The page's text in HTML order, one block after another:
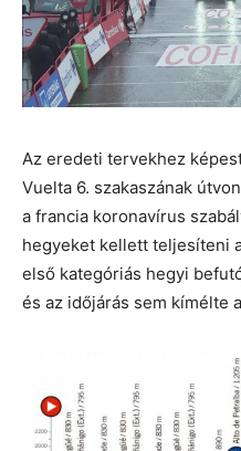
Az eredeti tervekhez
Vuelta 6. szakaszának
a francia koronavírus
hegyeket kellett teljesíteni
első kategóriás hegyi
és az időjárás sem kímélte